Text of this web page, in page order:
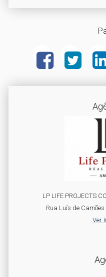
LP LIFE PROJECTS
Rua Luís de
Ver